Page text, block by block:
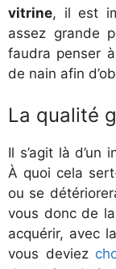
vitrine, il est
assez grande
faudra penser
de nain afin
La qualité
Il s’agit là d’un
À quoi cela
ou se
vous donc de
acquérir, avec
vous deviez